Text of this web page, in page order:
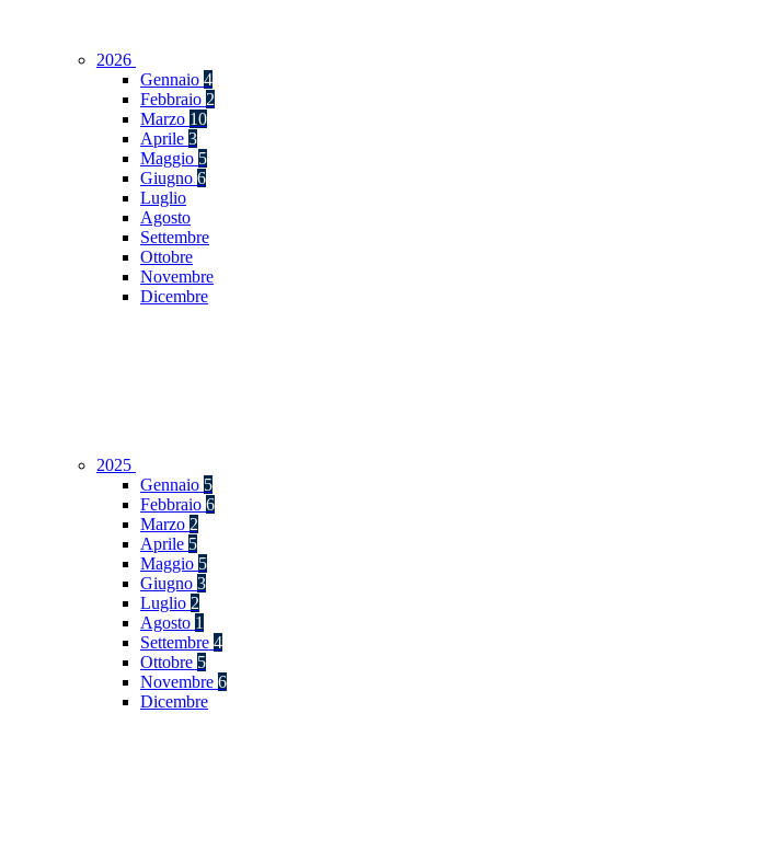
2026
Gennaio 4
Febbraio 2
Marzo 10
Aprile 3
Maggio 5
Giugno 6
Luglio
Agosto
Settembre
Ottobre
Novembre
Dicembre
2025
Gennaio 5
Febbraio 6
Marzo 2
Aprile 5
Maggio 5
Giugno 3
Luglio 2
Agosto 1
Settembre 4
Ottobre 5
Novembre 6
Dicembre